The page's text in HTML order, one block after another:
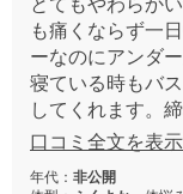
とてもやわらか
も痛くならず一
ーなのにアンダ
寝ている時もバ
してくれます。
に、きちんとホ
口コミ全文を表
年代： 非公開